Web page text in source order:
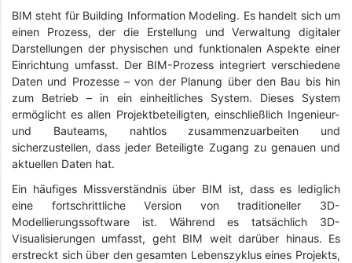
BIM steht für Building Information Modeling. Es handelt sich um
einen Prozess, der die Erstellung und Verwaltung digitaler
Darstellungen der physischen und funktionalen Aspekte einer
Einrichtung umfasst. Der BIM-Prozess integriert verschiedene
Daten und Prozesse – von der Planung über den Bau bis hin
zum Betrieb – in ein einheitliches System. Dieses System
ermöglicht es allen Projektbeteiligten, einschließlich Ingenieur-
und Bauteams, nahtlos zusammenzuarbeiten und
sicherzustellen, dass jeder Beteiligte Zugang zu genauen und
aktuellen Daten hat.
Ein häufiges Missverständnis über BIM ist, dass es lediglich
eine fortschrittliche Version von traditioneller 3D-
Modellierungssoftware ist. Während es tatsächlich 3D-
Visualisierungen umfasst, geht BIM weit darüber hinaus. Es
erstreckt sich über den gesamten Lebenszyklus eines Projekts,